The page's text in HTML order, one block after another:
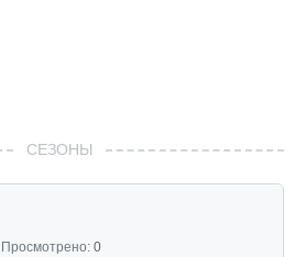
СЕЗОНЫ
Просмотрено: 0